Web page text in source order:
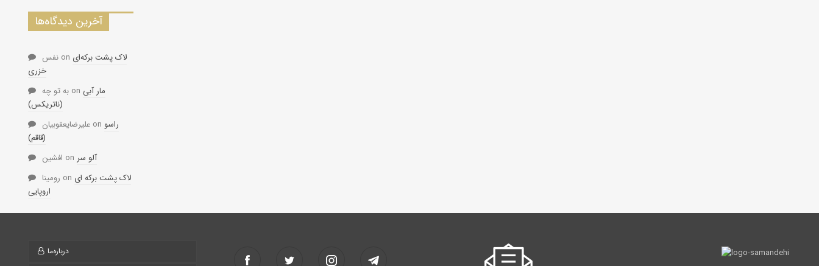
آخرین دیدگاه‌ها
نفس on لاک پشت برکه‌ای
خزری
به تو چه on مار آبی
(ناتریکس)
علیرضایعقوبیان on راسو
(قاقم)
افشین on آلو سر
رومینا on لاک پشت برکه ای
اروپایی
درباره‌ما